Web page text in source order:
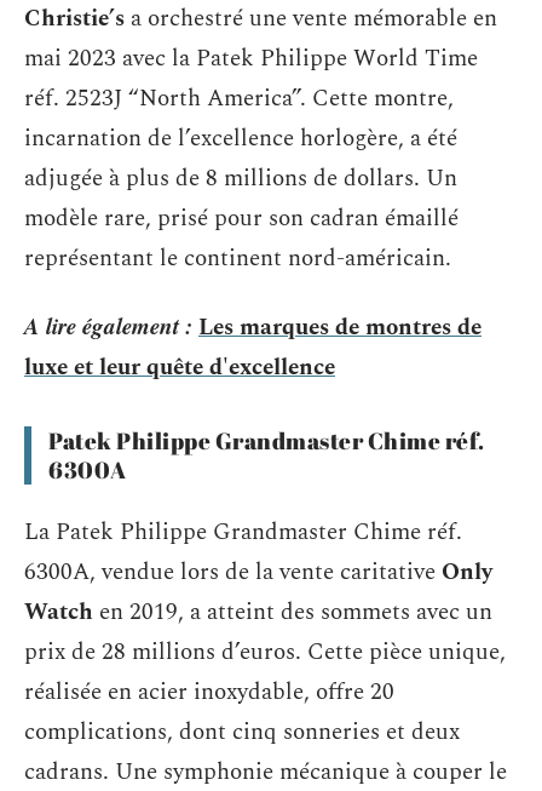
Christie’s a orchestré une vente mémorable en
mai 2023 avec la Patek Philippe World Time
réf. 2523J “North America”. Cette montre,
incarnation de l’excellence horlogère, a été
adjugée à plus de 8 millions de dollars. Un
modèle rare, prisé pour son cadran émaillé
représentant le continent nord-américain.
A lire également : Les marques de montres de
luxe et leur quête d'excellence
Patek Philippe Grandmaster Chime réf.
6300A
La Patek Philippe Grandmaster Chime réf.
6300A, vendue lors de la vente caritative Only
Watch en 2019, a atteint des sommets avec un
prix de 28 millions d’euros. Cette pièce unique,
réalisée en acier inoxydable, offre 20
complications, dont cinq sonneries et deux
cadrans. Une symphonie mécanique à couper le